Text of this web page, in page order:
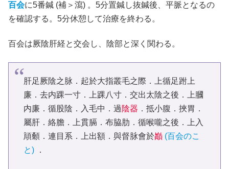
百会に5番鍼 (補＞瀉) 。5分置鍼し抜鍼後、平脈となるの
を確認する。5分休憩して治療を終わる。
百会は厥陰肝経と交会し、陰部と深く関わる。
肝足厥陰之脉．起於大指叢毛之際．上循足跗上
廉．去内踝一寸．上踝八寸．交出太陰之後．上膕
内廉．循股陰．入毛中．過 陰器 ．抵小腹．挾胃．
屬肝．絡膽．上貫膈．布脇肋．循喉嚨之後．上入
頏顙．連目系．上出額．與督脉會於巓(百会のこ
と)
．